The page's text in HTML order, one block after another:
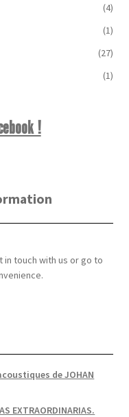
(4)
(1)
(27)
(1)
!
touch with us or go to
de JOHAN
EXTRAORDINARIAS.